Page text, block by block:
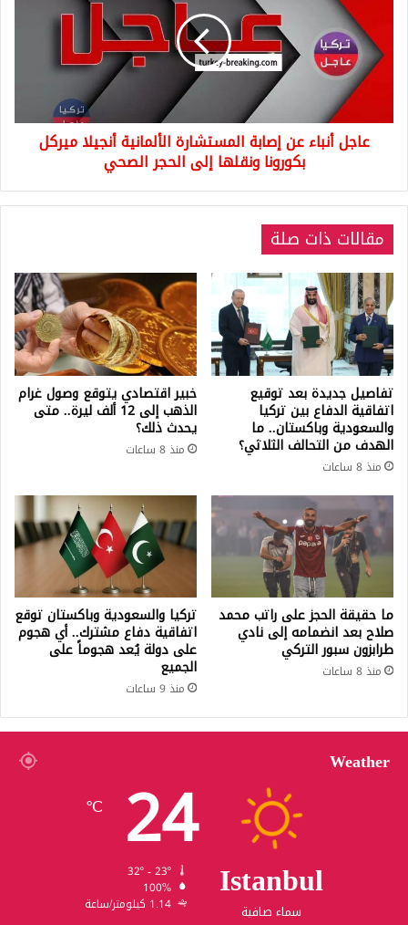
المستشارة
الألمانية
أنجيلا
بكورونا
ونقلها
الصحي
عاجل أنباء عن إصابة المستشارة الألمانية أنجيلا ميركل
بكورونا ونقلها إلى الحجر الصحي
مقالات ذات صلة
تفاصيل جديدة بعد توقيع
اتفاقية الدفاع بين تركيا
والسعودية وباكستان.. ما
الهدف من التحالف الثلاثي؟
منذ 8 ساعات
خبير اقتصادي يتوقع وصول غرام
الذهب إلى 12 ألف ليرة.. متى
يحدث ذلك؟
منذ 8 ساعات
ما حقيقة الحجز على راتب محمد
صلاح بعد انضمامه إلى نادي
طرابزون سبور التركي
منذ 8 ساعات
تركيا والسعودية وباكستان توقع
اتفاقية دفاع مشترك.. أي هجوم
على دولة يُعد هجوماً على
الجميع
منذ 9 ساعات
Weather
Istanbul
سماء صافية
24
℃
100%
1.14 كيلومتر/ساعة